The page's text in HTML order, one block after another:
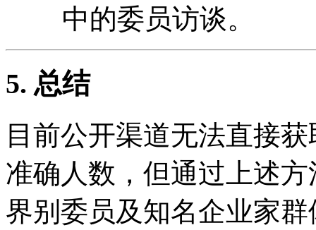
中的委员访谈。
5. 总结
目前公开渠道无法直接
准确人数，但通过上述
界别委员及知名企业家